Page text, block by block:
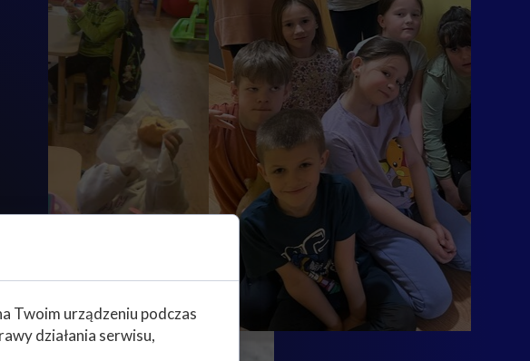
Twoim urządzeniu podczas
działania serwisu,